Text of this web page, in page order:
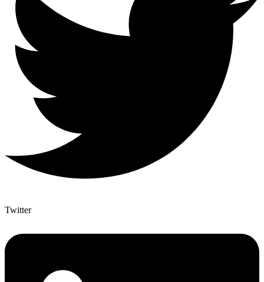
Twitter